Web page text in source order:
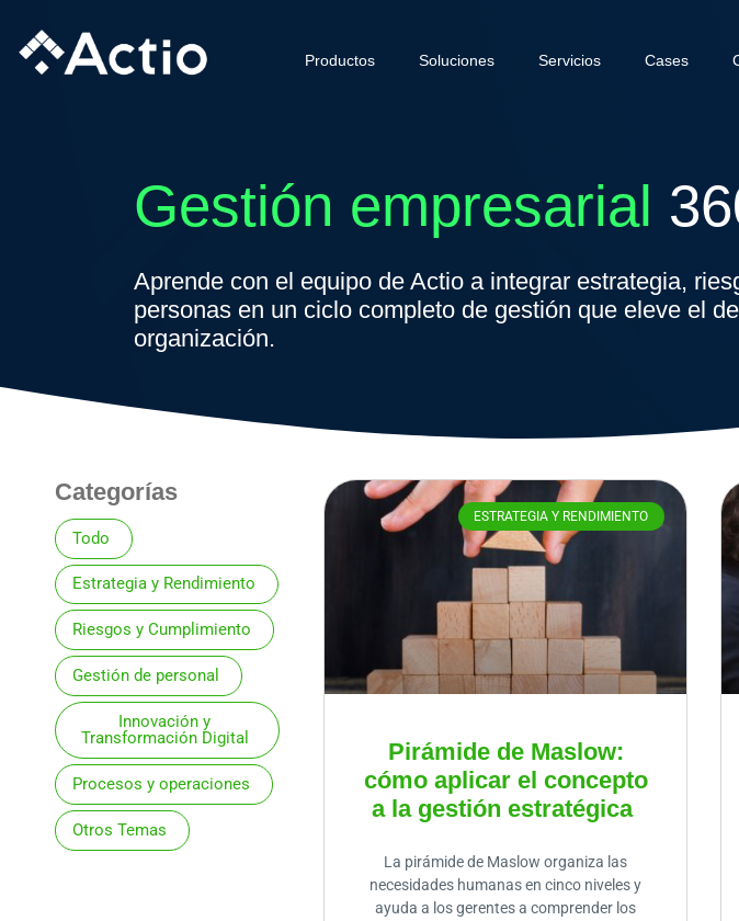
contenido
Productos Soluciones Servicios Cases
Gestión empresarial
Aprende con el equipo de Actio a integrar estrategia,
personas en un ciclo completo de gestión que eleve el
organización.
Categorías
Todo
Estrategia y Rendimiento
Riesgos y Cumplimiento
Gestión de personal
Innovación y
Transformación Digital
Procesos y operaciones
Otros Temas
ESTRATEGIA Y RENDIMIENTO
Pirámide de Maslow:
cómo aplicar el concepto
a la gestión estratégica
La pirámide de Maslow organiza las
necesidades humanas en cinco niveles y
ayuda a los gerentes a comprender los
Página
Página
PáginaPágina